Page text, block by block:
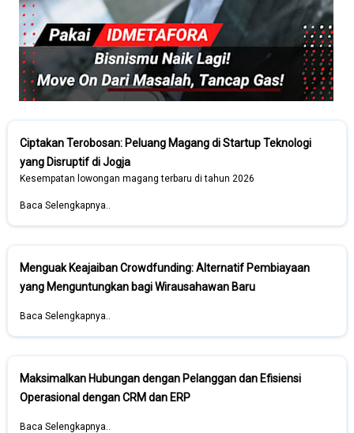
Ciptakan Terobosan: Peluang Magang di Startup Teknologi
yang Disruptif di Jogja
Kesempatan lowongan magang terbaru di tahun 2026
Baca Selengkapnya..
Menguak Keajaiban Crowdfunding: Alternatif Pembiayaan
yang Menguntungkan bagi Wirausahawan Baru
Baca Selengkapnya..
Maksimalkan Hubungan dengan Pelanggan dan Efisiensi
Operasional dengan CRM dan ERP
Baca Selengkapnya..